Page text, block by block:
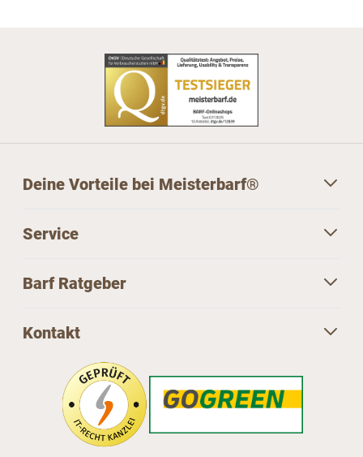
Deine Vorteile bei Meisterbarf®
Service
Barf Ratgeber
Kontakt